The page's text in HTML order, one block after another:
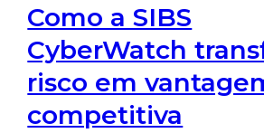
Como a SIBS
CyberWatch
risco em
competitiva